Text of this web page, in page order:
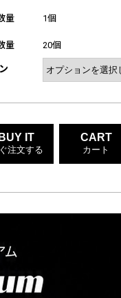
量 1個
量 20個
BUY IT
注文する
CART
カート